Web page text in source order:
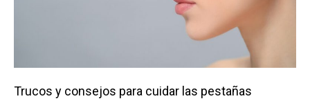
Trucos y consejos para cuidar las pestañas